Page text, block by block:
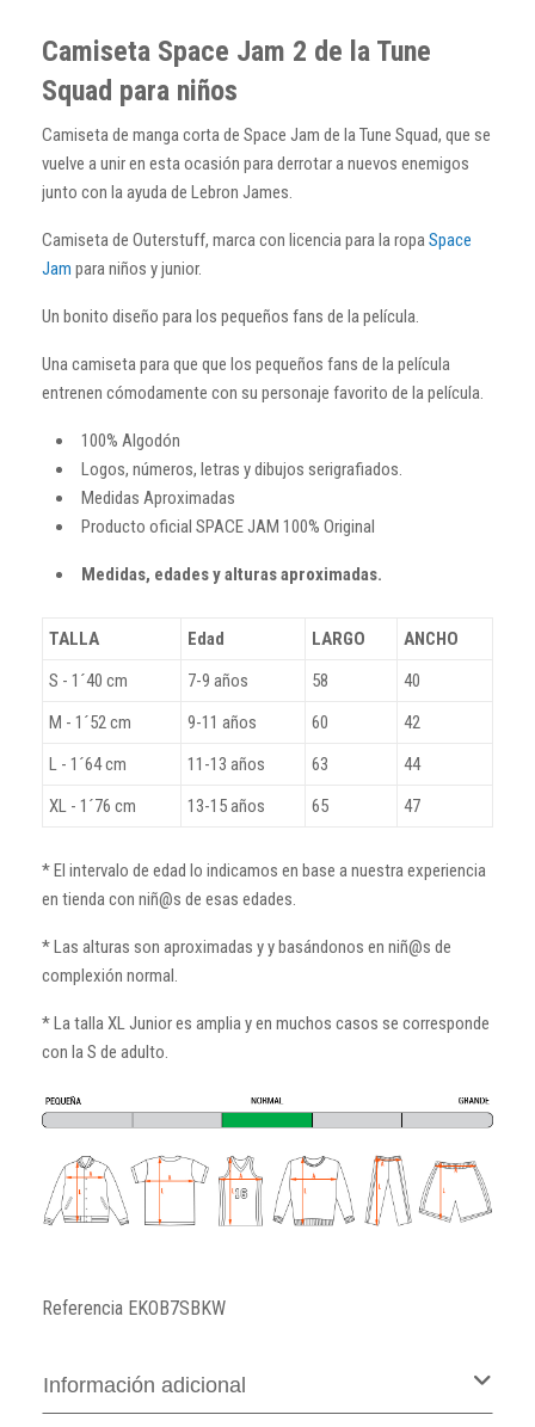
Camiseta Space Jam 2 de la Tune
Squad para niños
Camiseta de manga corta de Space Jam de la Tune Squad, que se
vuelve a unir en esta ocasión para derrotar a nuevos enemigos
junto con la ayuda de Lebron James.
Camiseta de Outerstuff, marca con licencia para la ropaSpace
Jam para niños y junior.
Un bonito diseño para los pequeños fans de la película.
Una camiseta para que que los pequeños fans de la película
entrenen cómodamente con su personaje favorito de la película.
100% Algodón
Logos, números, letras y dibujos serigrafiados.
Medidas Aproximadas
Producto oficial SPACE JAM 100% Original
Medidas, edades y alturas aproximadas.
TALLA Edad LARGO
ANCHO
S - 1´40 cm
7-9 años 58
40
M - 1´52 cm
9-11 años 60
42
L - 1´64 cm
11-13 años 63
44
XL - 1´76 cm
13-15 años 65 47
* El intervalo de edad lo indicamos en base a nuestra experiencia
en tienda con niñ@s de esas edades.
* Las alturas son aproximadas y y basándonos en niñ@s de
complexión normal.
* La talla XL Junior es amplia y en muchos casos se corresponde
con la S de adulto.
Referencia EKOB7SBKW
Información adicional